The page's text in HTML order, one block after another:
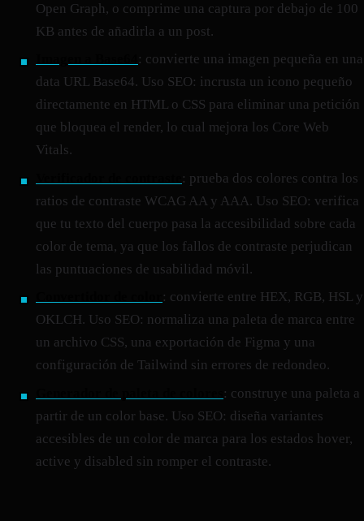
Open Graph, o comprime una captura por debajo de 100
KB antes de añadirla a un post.
: convierte una imagen pequeña en una
data URL Base64. Uso SEO: incrusta un icono pequeño
directamente en HTML o CSS para eliminar una petición
que bloquea el render, lo cual mejora los Core Web
Vitals.
: prueba dos colores contra los
ratios de contraste WCAG AA y AAA. Uso SEO: verifica
que tu texto del cuerpo pasa la accesibilidad sobre cada
color de tema, ya que los fallos de contraste perjudican
las puntuaciones de usabilidad móvil.
: convierte entre HEX, RGB, HSL y
OKLCH. Uso SEO: normaliza una paleta de marca entre
un archivo CSS, una exportación de Figma y una
configuración de Tailwind sin errores de redondeo.
: construye una paleta a
partir de un color base. Uso SEO: diseña variantes
accesibles de un color de marca para los estados hover,
active y disabled sin romper el contraste.